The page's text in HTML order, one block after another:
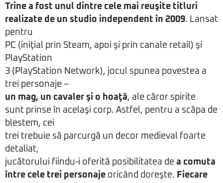
Trine a fost unul dintre cele mai reuşite titluri
realizate de un studio independent în 2009. Lansat
pentru
PC (iniţial prin Steam, apoi şi prin canale retail) şi
PlayStation
3 (PlayStation Network), jocul spunea povestea a
trei personaje –
un mag, un cavaler şi o hoaţă, ale căror spirite
sunt prinse în acelaşi corp. Astfel, pentru a scăpa de
blestem, cei
trei trebuie să parcurgă un decor medieval foarte
detaliat,
jucătorului fiindu-i oferită posibilitatea de a comuta
între cele trei personaje oricând doreşte. Fiecare